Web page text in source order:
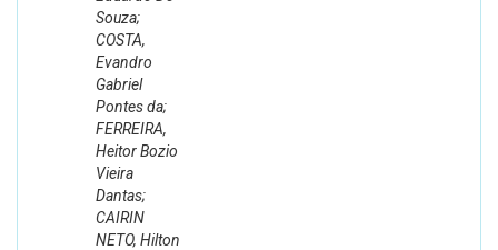
Souza;
COSTA,
Evandro
Gabriel
Pontes da;
FERREIRA,
Heitor Bozio
Vieira
Dantas;
CAIRIN
NETO, Hilton